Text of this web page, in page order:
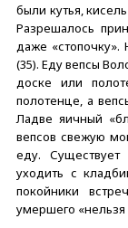
были кутья,
Разрешалось
даже
(35). Еду вепсы
доске или
полотенце, а
Ладве яичный
вепсов свежую
еду.
уходить с
покойники
умершего